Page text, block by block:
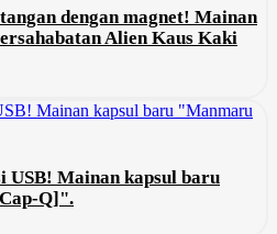
dengan magnet! Mainan
Alien Kaus Kaki
USB! Mainan kapsul baru
Q]".